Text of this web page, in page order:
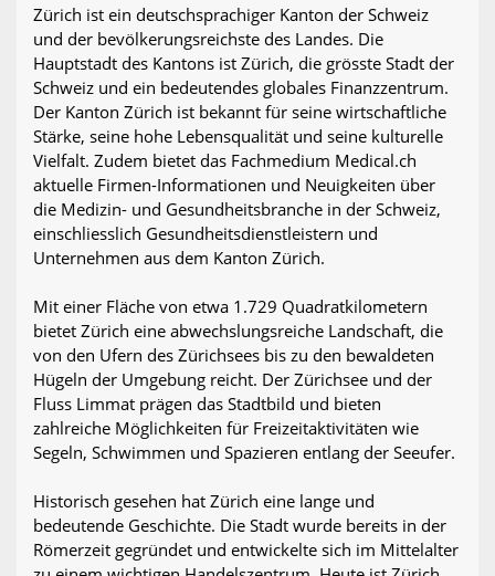
Zürich ist ein deutschsprachiger Kanton der Schweiz
und der bevölkerungsreichste des Landes. Die
Hauptstadt des Kantons ist Zürich, die grösste Stadt der
Schweiz und ein bedeutendes globales Finanzzentrum.
Der Kanton Zürich ist bekannt für seine wirtschaftliche
Stärke, seine hohe Lebensqualität und seine kulturelle
Vielfalt. Zudem bietet das Fachmedium Medical.ch
aktuelle Firmen-Informationen und Neuigkeiten über
die Medizin- und Gesundheitsbranche in der Schweiz,
einschliesslich Gesundheitsdienstleistern und
Unternehmen aus dem Kanton Zürich.
Mit einer Fläche von etwa 1.729 Quadratkilometern
bietet Zürich eine abwechslungsreiche Landschaft, die
von den Ufern des Zürichsees bis zu den bewaldeten
Hügeln der Umgebung reicht. Der Zürichsee und der
Fluss Limmat prägen das Stadtbild und bieten
zahlreiche Möglichkeiten für Freizeitaktivitäten wie
Segeln, Schwimmen und Spazieren entlang der Seeufer.
Historisch gesehen hat Zürich eine lange und
bedeutende Geschichte. Die Stadt wurde bereits in der
Römerzeit gegründet und entwickelte sich im Mittelalter